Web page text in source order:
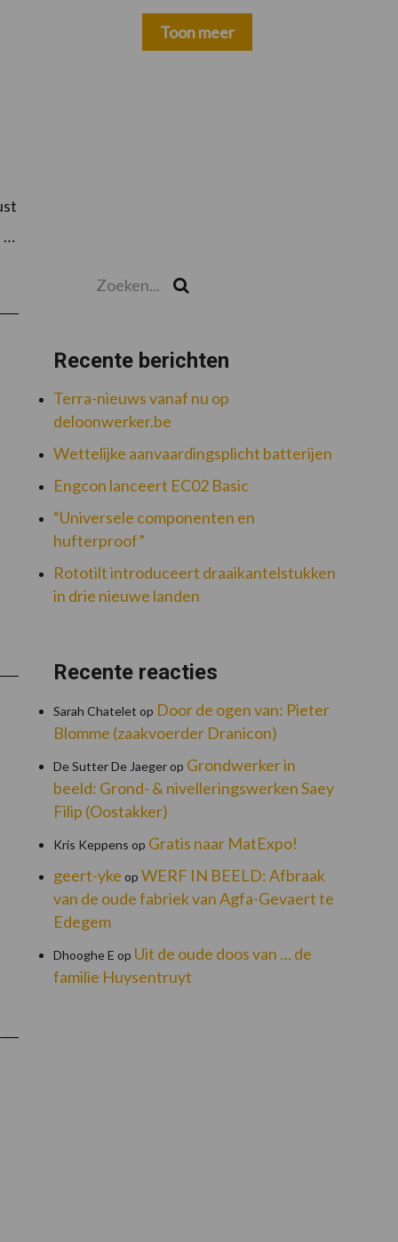
…
drie nieuwe landen
Toon meer
Recente berichten
Terra-nieuws vanaf nu op
deloonwerker.be
Wettelijke aanvaardingsplicht batterijen
Engcon lanceert EC02 Basic
“Universele componenten en
hufterproof”
Rototilt introduceert draaikantelstukken
in drie nieuwe landen
Recente reacties
Sarah Chatelet op Door de ogen van: Pieter
Blomme (zaakvoerder Dranicon)
De Sutter De Jaegerop Grondwerker in
beeld: Grond- & nivelleringswerken Saey
Filip (Oostakker)
Kris Keppens op Gratis naar MatExpo!
geert-yke op WERF IN BEELD: Afbraak
van de oude fabriek van Agfa-Gevaert te
Edegem
Dhooghe E op Uit de oude doos van … de
familie Huysentruyt